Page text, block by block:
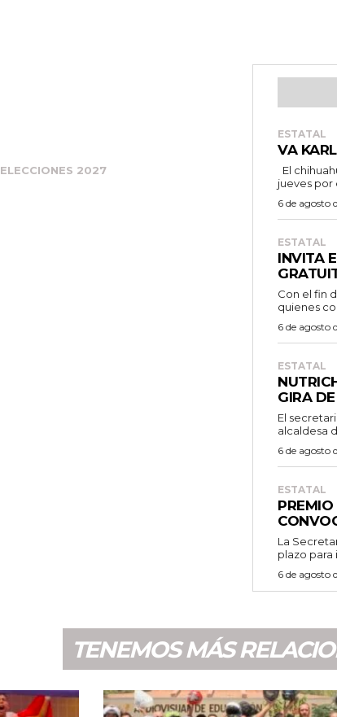
ELECCIONES 2027
ESTATAL
VA
jueves por
6 de agosto
ESTATAL
INVITA
Con el fin
quienes
6 de agosto
ESTATAL
GIRA
El
alcaldesa
6 de agosto
ESTATAL
La
plazo para
6 de agosto
TENEMOS MÁS